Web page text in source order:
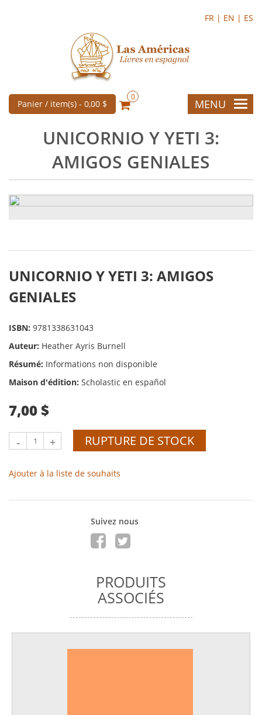
FR | EN | ES
Panier / item(s) - 0,00 $
0
MENU
UNICORNIO Y YETI 3:
AMIGOS GENIALES
UNICORNIO Y YETI 3: AMIGOS
GENIALES
ISBN: 9781338631043
Auteur: Heather Ayris Burnell
Résumé: Informations non disponible
Maison d'édition: Scholastic en español
7,00 $
- + RUPTURE DE STOCK
Ajouter à la liste de souhaits
Suivez nous
PRODUITS
ASSOCIÉS